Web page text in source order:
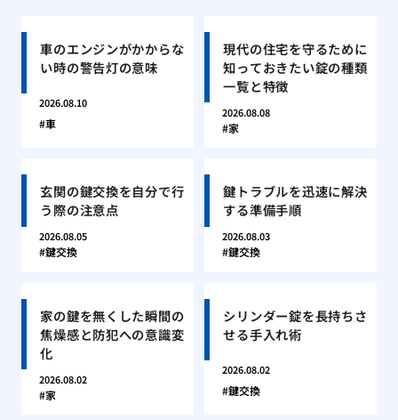
車のエンジンがかからな
い時の警告灯の意味
2026.08.10
車
現代の住宅を守るために
知っておきたい錠の種類
一覧と特徴
2026.08.08
家
玄関の鍵交換を自分で行
う際の注意点
2026.08.05
鍵交換
鍵トラブルを迅速に解決
する準備手順
2026.08.03
鍵交換
家の鍵を無くした瞬間の
焦燥感と防犯への意識変
化
2026.08.02
家
シリンダー錠を長持ちさ
せる手入れ術
2026.08.02
鍵交換